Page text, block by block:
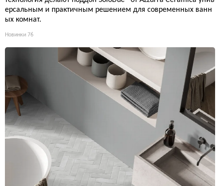
ерсальным и практичным решением для современных ванн
ых комнат.
Новинки 76